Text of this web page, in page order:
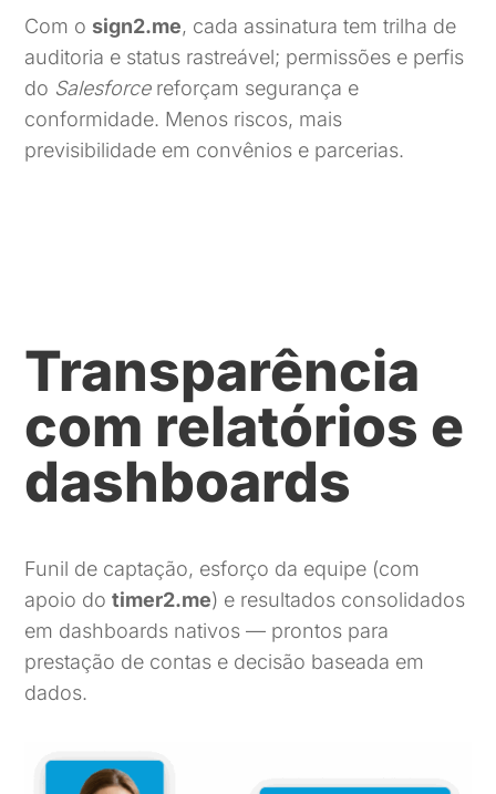
Com o sign2.me, cada assinatura tem trilha de
auditoria e status rastreável; permissões e perfis
do Salesforcereforçam segurança e
conformidade. Menos riscos, mais
previsibilidade em convênios e parcerias.
Transparência
com relatórios e
dashboards
Funil de captação, esforço da equipe (com
apoio dotimer2.me) e resultados consolidados
em dashboards nativos — prontos para
prestação de contas e decisão baseada em
dados.